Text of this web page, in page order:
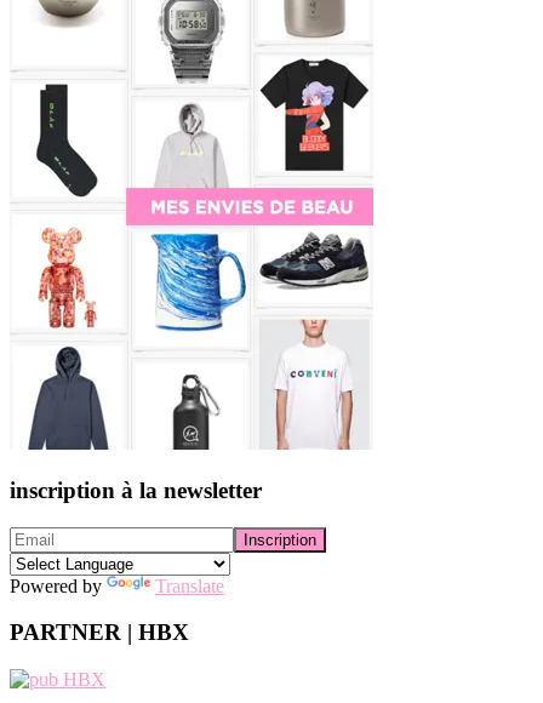
inscription à la newsletter
Powered by Translate
PARTNER | HBX